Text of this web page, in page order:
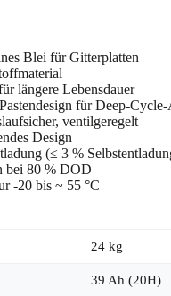
Blei für Gitterplatten
längere Lebensdauer
für Deep-
ventilgeregelt
Design
(≤ 3 %
bei 80 % DOD
-20 bis ~ 55 °C
24 kg
39 Ah (20H)